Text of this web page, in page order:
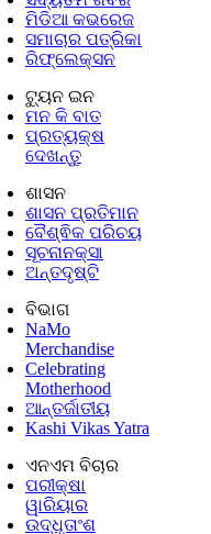
ମିଡିଆ କଭରେଜ
ସମାଚାର ପତ୍ରିକା
ରିଫ୍ଲେକ୍ସନ
ଟ୍ୟୁନ ଇନ
ମନ କି ବାତ
ପ୍ରତ୍ୟକ୍ଷ
ଦେଖନ୍ତୁ
ଶାସନ
ଶାସନ ପ୍ରତିମାନ
ବୈଶ୍ଵିକ ପରିଚୟ
ସୂଚନାନକ୍ସା
ଅନ୍ତଦୃଷ୍ଟି
ବିଭାଗ
NaMo
Merchandise
Celebrating
Motherhood
ଆନ୍ତର୍ଜାତୀୟ
Kashi Vikas Yatra
ଏନଏମ ବିଚାର
ପରୀକ୍ଷା
ୱାରିୟାର
ଉଦ୍ଧୃତାଂଶ